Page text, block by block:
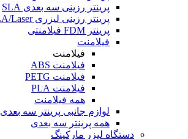
پرینتر رزینی سه بعدی SLA
پرینتر رزینی لیزری SLA/Laser
پرینتر FDM فیلامنتی
فیلامنت
فیلامنت
فیلامنت ABS
فیلامنت PETG
فیلامنت PLA
همه فیلامنت
لوازم جانبی پرینتر سه بعدی
همه پرینتر سه بعدی
دستگاه لیزر مارکینگ